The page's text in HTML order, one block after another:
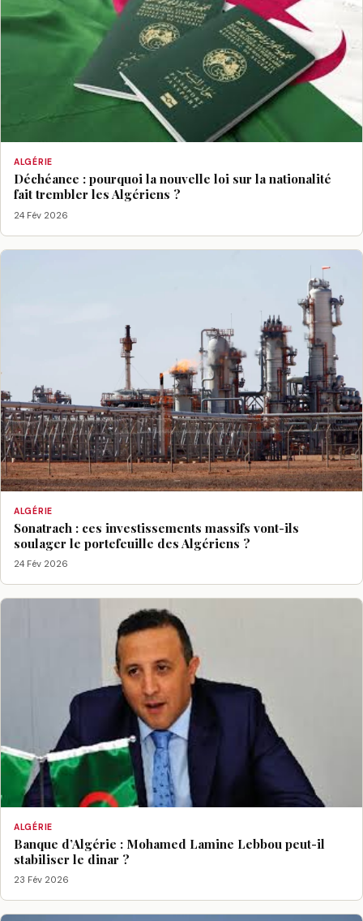
ALGÉRIE
Déchéance : pourquoi la nouvelle loi sur la nationalité
fait trembler les Algériens ?
24 Fév 2026
ALGÉRIE
Sonatrach : ces investissements massifs vont-ils
soulager le portefeuille des Algériens ?
24 Fév 2026
ALGÉRIE
Banque d’Algérie : Mohamed Lamine Lebbou peut-il
stabiliser le dinar ?
23 Fév 2026